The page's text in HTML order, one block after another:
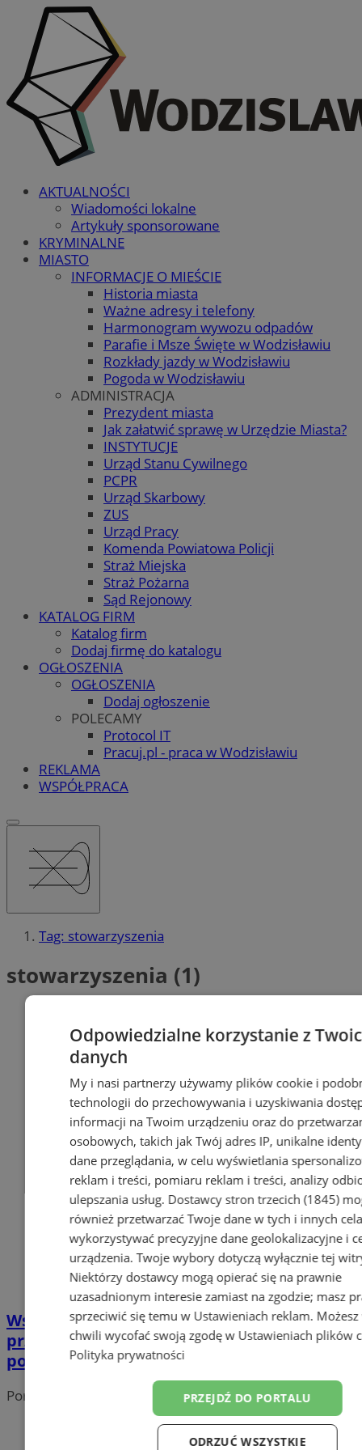
AKTUALNOŚCI
Wiadomości lokalne
Artykuły sponsorowane
KRYMINALNE
MIASTO
INFORMACJE O MIEŚCIE
Historia miasta
Ważne adresy i telefony
Harmonogram wywozu odpadów
Parafie i Msze Święte w Wodzisławiu
Rozkłady jazdy w Wodzisławiu
Pogoda w Wodzisławiu
ADMINISTRACJA
Prezydent miasta
Jak załatwić sprawę w Urzędzie Miasta?
INSTYTUCJE
Urząd Stanu Cywilnego
PCPR
Urząd Skarbowy
ZUS
Urząd Pracy
Komenda Powiatowa Policji
Straż Miejska
Straż Pożarna
Sąd Rejonowy
KATALOG FIRM
Katalog firm
Dodaj firmę do katalogu
OGŁOSZENIA
OGŁOSZENIA
Dodaj ogłoszenie
POLECAMY
Protocol IT
Pracuj.pl - praca w Wodzisławiu
REKLAMA
WSPÓŁPRACA
Tag: stowarzyszenia
stowarzyszenia (1)
Wsparcie dla stowarzyszeń i
przedsiębiorstw społecznych – praktyczne
porady na spotkaniu
Portal należy do sieci
Odpowiedzialne korzystanie z
danych
My i nasi partnerzy używamy plików cookie i
technologii do przechowywania i uzyskiwania
informacji na Twoim urządzeniu oraz do
osobowych, takich jak Twój adres IP, unikalne
dane przeglądania, w celu wyświetlania
reklam i treści, pomiaru reklam i treści, analizy
ulepszania usług. Dostawcy stron trzecich (1845)
również przetwarzać Twoje dane w tych i innych
wykorzystywać precyzyjne dane geolokalizacyjne i
urządzenia. Twoje wybory dotyczą wyłącznie tej
Niektórzy dostawcy mogą opierać się na prawnie
uzasadnionym interesie zamiast na zgodzie; masz
sprzeciwić się temu w Ustawieniach reklam.
chwili wycofać swoją zgodę w Ustawieniach plików
Polityka prywatności
PRZEJDŹ DO PORTALU
ODRZUĆ WSZYSTKIE